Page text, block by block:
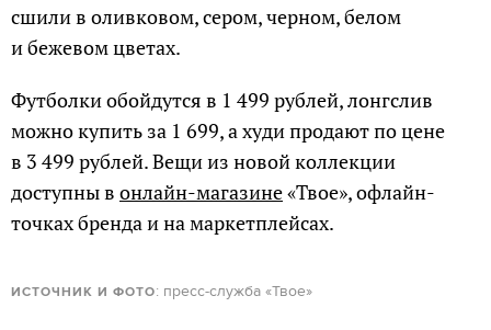
сшили в оливковом, сером, черном, белом
и бежевом цветах.
Футболки обойдутся в 1 499 рублей, лонгслив
можно купить за 1 699, а худи продают по цене
в 3 499 рублей. Вещи из новой коллекции
доступны в онлайн-магазине«Твое», офлайн-
точках бренда и на маркетплейсах.
ИСТОЧНИК И ФОТО: пресс-служба «Твое»